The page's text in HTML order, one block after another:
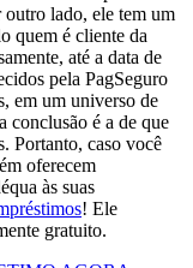
outro lado, ele tem um
quem é cliente da
até a data de
pela PagSeguro
em um universo de
conclusão é a de que
Portanto, caso você
oferecem
às suas
! Ele
gratuito.